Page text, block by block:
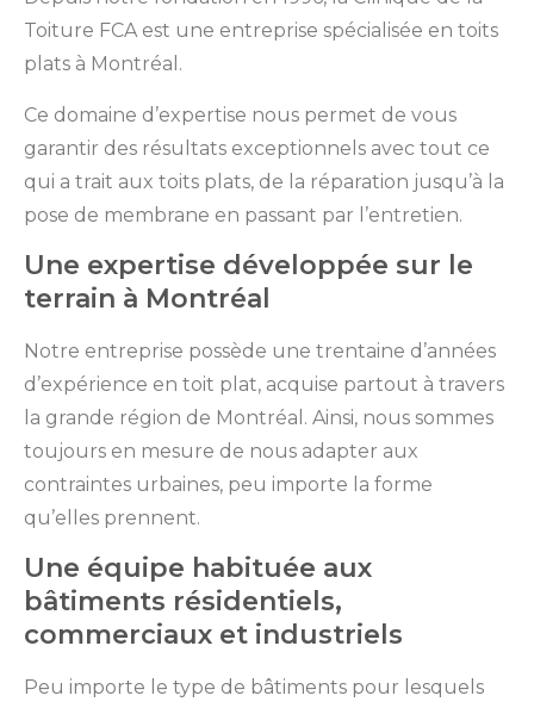
Toiture FCA est une entreprise spécialisée en toits
plats à Montréal.
Ce domaine d’expertise nous permet de vous
garantir des résultats exceptionnels avec tout ce
qui a trait aux toits plats, de la réparation jusqu’à la
pose de membrane en passant par l’entretien.
Une expertise développée sur le
terrain à Montréal
Notre entreprise possède une trentaine d’années
d’expérience en toit plat, acquise partout à travers
la grande région de Montréal. Ainsi, nous sommes
toujours en mesure de nous adapter aux
contraintes urbaines, peu importe la forme
qu’elles prennent.
Une équipe habituée aux
bâtiments résidentiels,
commerciaux et industriels
Peu importe le type de bâtiments pour lesquels